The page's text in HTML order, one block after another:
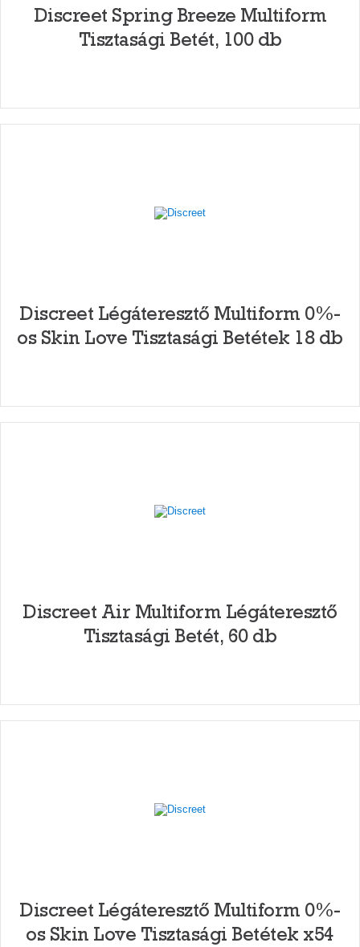
Discreet Spring Breeze Multiform
Tisztasági Betét, 100 db
Discreet Légáteresztő Multiform 0%-
os Skin Love Tisztasági Betétek 18 db
Discreet Air Multiform Légáteresztő
Tisztasági Betét, 60 db
Discreet Légáteresztő Multiform 0%-
os Skin Love Tisztasági Betétek x54